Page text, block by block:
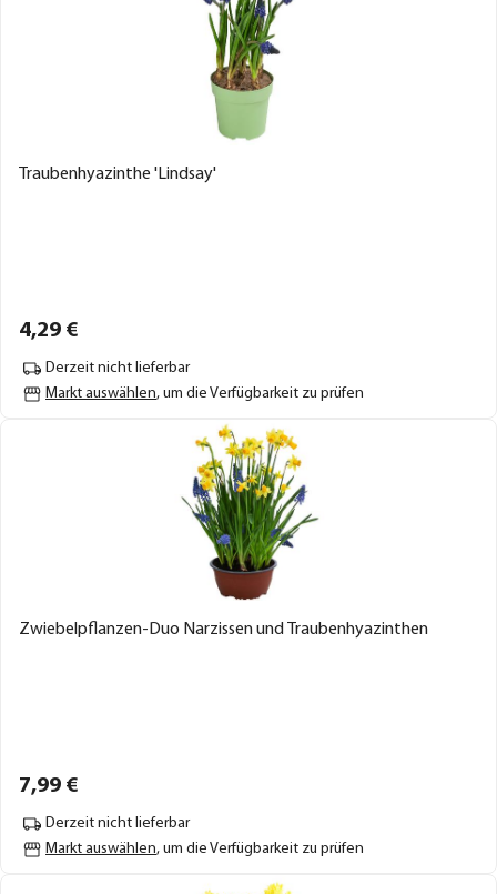
Traubenhyazinthe 'Lindsay'
4,29 €
Derzeit nicht lieferbar
Markt auswählen, um die Verfügbarkeit zu prüfen
Zwiebelpflanzen-Duo Narzissen und Traubenhyazinthen
7,99 €
Derzeit nicht lieferbar
Markt auswählen, um die Verfügbarkeit zu prüfen